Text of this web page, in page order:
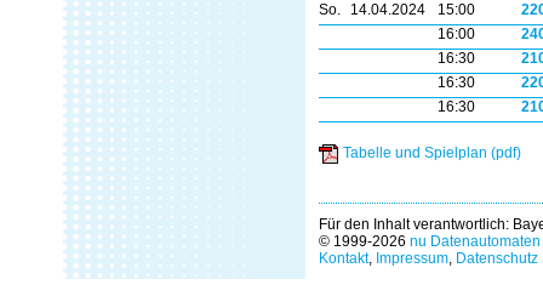
So.
14.04.2024 15:00
16:00
16:30
16:30
16:30
Tabelle und Spielplan (pdf)
Für den Inhalt verantwortlich:
© 1999-2026 nu
Kontakt, Impressum, Datenschutz